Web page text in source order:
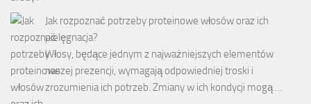
Jak rozpoznać potrzeby proteinowe włosów oraz ich
pielęgnacja?
Włosy, będące jednym z najważniejszych elementów
naszej prezencji, wymagają odpowiedniej troski i
zrozumienia ich potrzeb. Zmiany w ich kondycji mogą …